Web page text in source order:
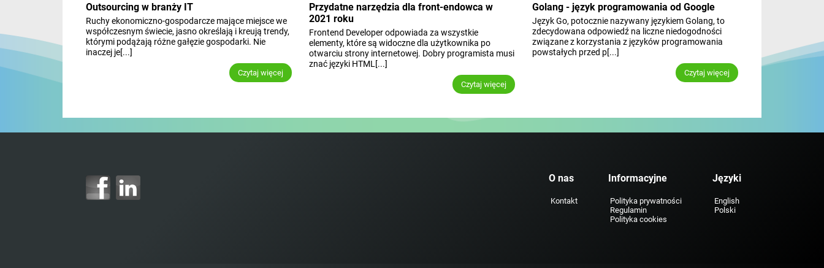
Outsourcing w branży IT
Ruchy ekonomiczno-gospodarcze mające miejsce we
współczesnym świecie, jasno określają i kreują trendy,
którymi podążają różne gałęzie gospodarki. Nie
inaczej je[...]
Czytaj więcej
Przydatne narzędzia dla front-endowca w
2021 roku
Frontend Developer odpowiada za wszystkie
elementy, które są widoczne dla użytkownika po
otwarciu strony internetowej. Dobry programista musi
znać języki HTML[...]
Czytaj więcej
Golang - język programowania od Google
Język Go, potocznie nazywany językiem Golang, to
zdecydowana odpowiedź na liczne niedogodności
związane z korzystania z języków programowania
powstałych przed p[...]
Czytaj więcej
O nas
Kontakt
Informacyjne
Polityka prywatności
Regulamin
Polityka cookies
Języki
English
Polski